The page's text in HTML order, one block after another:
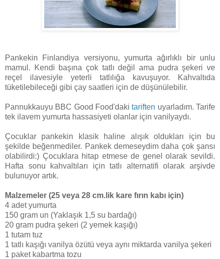
Pankekin Finlandiya versiyonu, yumurta ağırlıklı bir unlu
mamul. Kendi başına çok tatlı değil ama pudra şekeri ve
reçel ilavesiyle yeterli tatlılığa kavuşuyor. Kahvaltıda
tüketilebileceği gibi çay saatleri için de düşünülebilir.
Pannukkauyu BBC Good Food'dakitariften uyarladım. Tarife
tek ilavem yumurta hassasiyeti olanlar için vanilyaydı.
Çocuklar pankekin klasik haline alışık oldukları için bu
şekilde beğenmediler. Pankek demeseydim daha çok şansı
olabilirdi:) Çocuklara hitap etmese de genel olarak sevildi.
Hafta sonu kahvaltıları için tatlı alternatifi olarak arşivde
bulunuyor artık.
Malzemeler (25 veya 28 cm.lik kare fırın kabı için)
4 adet yumurta
150 gram un (Yaklaşık 1,5 su bardağı)
20 gram pudra şekeri (2 yemek kaşığı)
1 tutam tuz
1 tatlı kaşığı vanilya özütü veya aynı miktarda vanilya şekeri
1 paket kabartma tozu